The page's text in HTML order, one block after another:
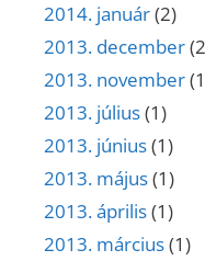
2014. január(2)
2013. december
2013. november
2013. július(1)
2013. június(1)
2013. május(1)
2013. április(1)
2013. március(1)